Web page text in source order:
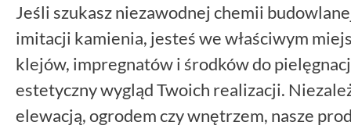
Jeśli szukasz niezawodnej chemii
imitacji kamienia, jesteś we właściwym
klejów, impregnatów i środków do
estetyczny wygląd Twoich realizacji.
elewacją, ogrodem czy wnętrzem, nasze